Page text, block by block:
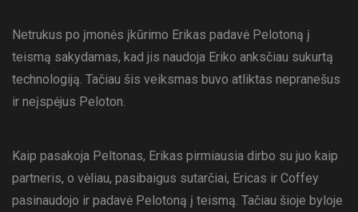
Netrukus po įmonės įkūrimo Erikas padavė Pelotoną į
teismą sakydamas, kad jis naudoja Eriko anksčiau sukurtą
technologiją. Tačiau šis veiksmas buvo atliktas nepranešus
ir neįspėjus Peloton.
Kaip pasakoja Peltonas, Erikas pirmiausia dirbo su juo kaip
partneris, o vėliau, pasibaigus sutarčiai, Ericas ir Coffey
pasinaudojo ir padavė Pelotoną į teismą. Tačiau šioje byloje